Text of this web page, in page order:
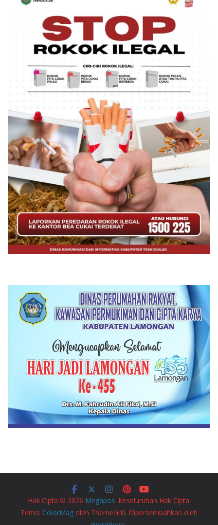
Hak Cipta © 2026 Megapos. Keseluruhan Hak Cipta.
Tema: ColorMag oleh ThemeGrill. Dipersembahkan oleh